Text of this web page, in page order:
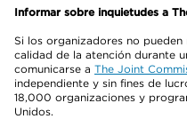
Informar sobre inquietudes a
Si los organizadores no
calidad de la atención durante
comunicarse a The Joint
independiente y sin fines de
18,000 organizaciones y
Unidos.